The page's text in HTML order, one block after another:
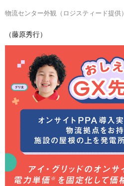
物流センター外観（ロジスティード提供）
（藤原秀行）